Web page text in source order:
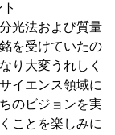
光法および質量
を受けていたの
り大変うれしく
イエンス領域に
のビジョンを実
ことを楽しみに